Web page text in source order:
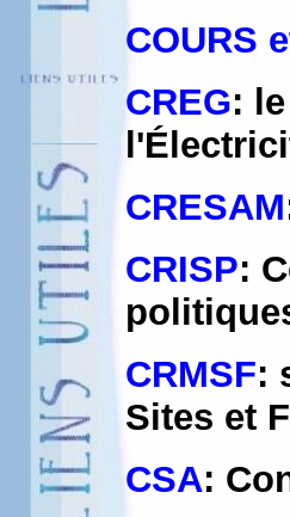
COURS
CREG:
CRESAM
CRISP:
CRMSF:
Sites et
CSA: